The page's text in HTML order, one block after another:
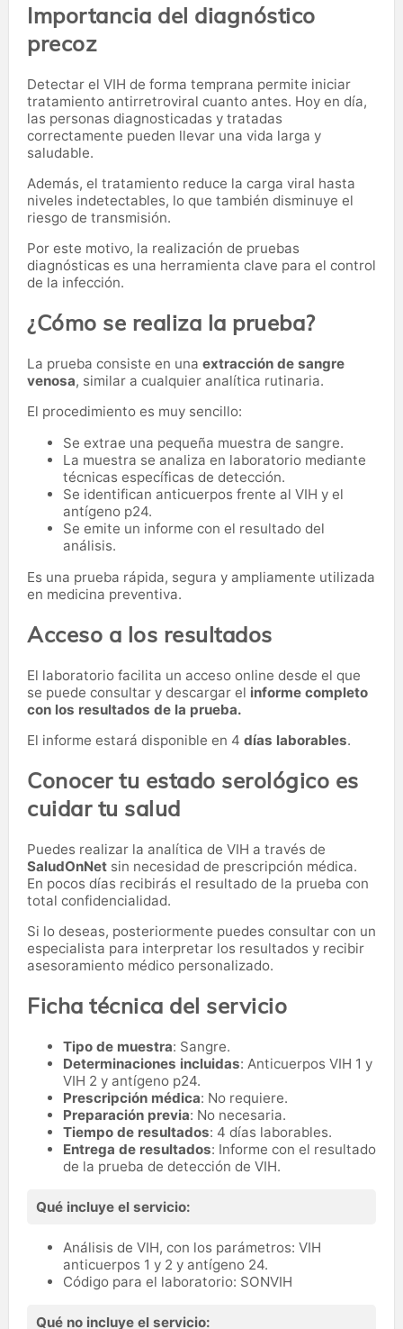
Importancia del diagnóstico
precoz
Detectar el VIH de forma temprana permite iniciar
tratamiento antirretroviral cuanto antes. Hoy en día,
las personas diagnosticadas y tratadas
correctamente pueden llevar una vida larga y
saludable.
Además, el tratamiento reduce la carga viral hasta
niveles indetectables, lo que también disminuye el
riesgo de transmisión.
Por este motivo, la realización de pruebas
diagnósticas es una herramienta clave para el control
de la infección.
¿Cómo se realiza la prueba?
La prueba consiste en una extracción de sangre
venosa, similar a cualquier analítica rutinaria.
El procedimiento es muy sencillo:
Se extrae una pequeña muestra de sangre.
La muestra se analiza en laboratorio mediante
técnicas específicas de detección.
Se identifican anticuerpos frente al VIH y el
antígeno p24.
Se emite un informe con el resultado del
análisis.
Es una prueba rápida, segura y ampliamente utilizada
en medicina preventiva.
Acceso a los resultados
El laboratorio facilita un acceso online desde el que
se puede consultar y descargar el informe completo
con los resultados de la prueba.
El informe estará disponible en 4 días laborables.
Conocer tu estado serológico es
cuidar tu salud
Puedes realizar la analítica de VIH a través de
SaludOnNet sin necesidad de prescripción médica.
En pocos días recibirás el resultado de la prueba con
total confidencialidad.
Si lo deseas, posteriormente puedes consultar con un
especialista para interpretar los resultados y recibir
asesoramiento médico personalizado.
Ficha técnica del servicio
Tipo de muestra: Sangre.
Determinaciones incluidas: Anticuerpos VIH 1 y
VIH 2 y antígeno p24.
Prescripción médica: No requiere.
Preparación previa: No necesaria.
Tiempo de resultados: 4 días laborables.
Entrega de resultados: Informe con el resultado
de la prueba de detección de VIH.
Qué incluye el servicio:
Análisis de VIH, con los parámetros: VIH
anticuerpos 1 y 2 y antígeno 24.
Código para el laboratorio: SONVIH
Qué no incluye el servicio: